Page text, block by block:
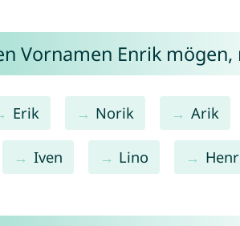
Vornamen Enrik mögen,
Erik Norik Arik
Iven Lino